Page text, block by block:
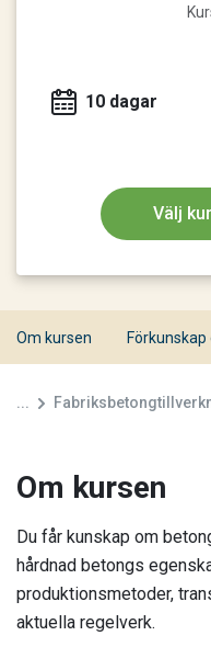
10 dagar
Välj
Om kursen
...
Om kursen
Du får kunskap om
hårdnad betongs
produktionsmetoder,
aktuella regelverk.